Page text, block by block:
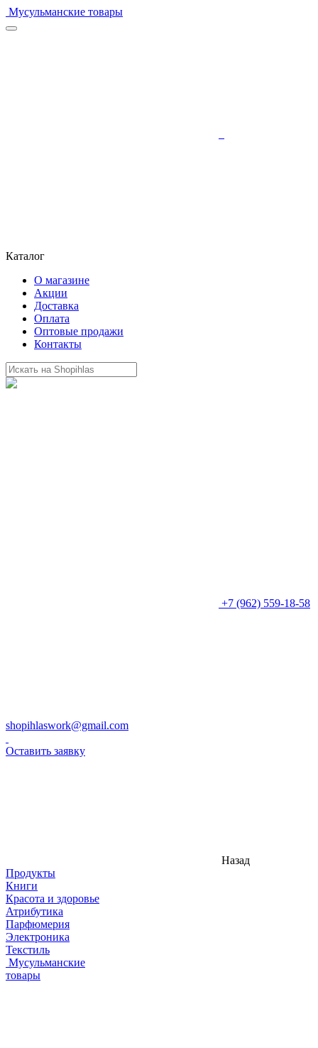
Мусульманские товары
Каталог
О магазине
Акции
Доставка
Оплата
Оптовые продажи
Контакты
+7 (962) 559-18-58
shopihlaswork@gmail.com
Оставить заявку
Назад
Продукты
Книги
Красота и здоровье
Атрибутика
Парфюмерия
Электроника
Текстиль
Мусульманские
товары